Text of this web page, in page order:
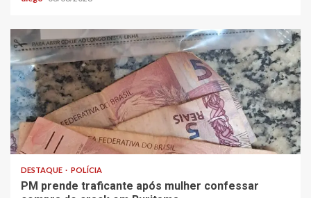
DESTAQUE POLÍCIA
PM prende traficante após mulher confessar